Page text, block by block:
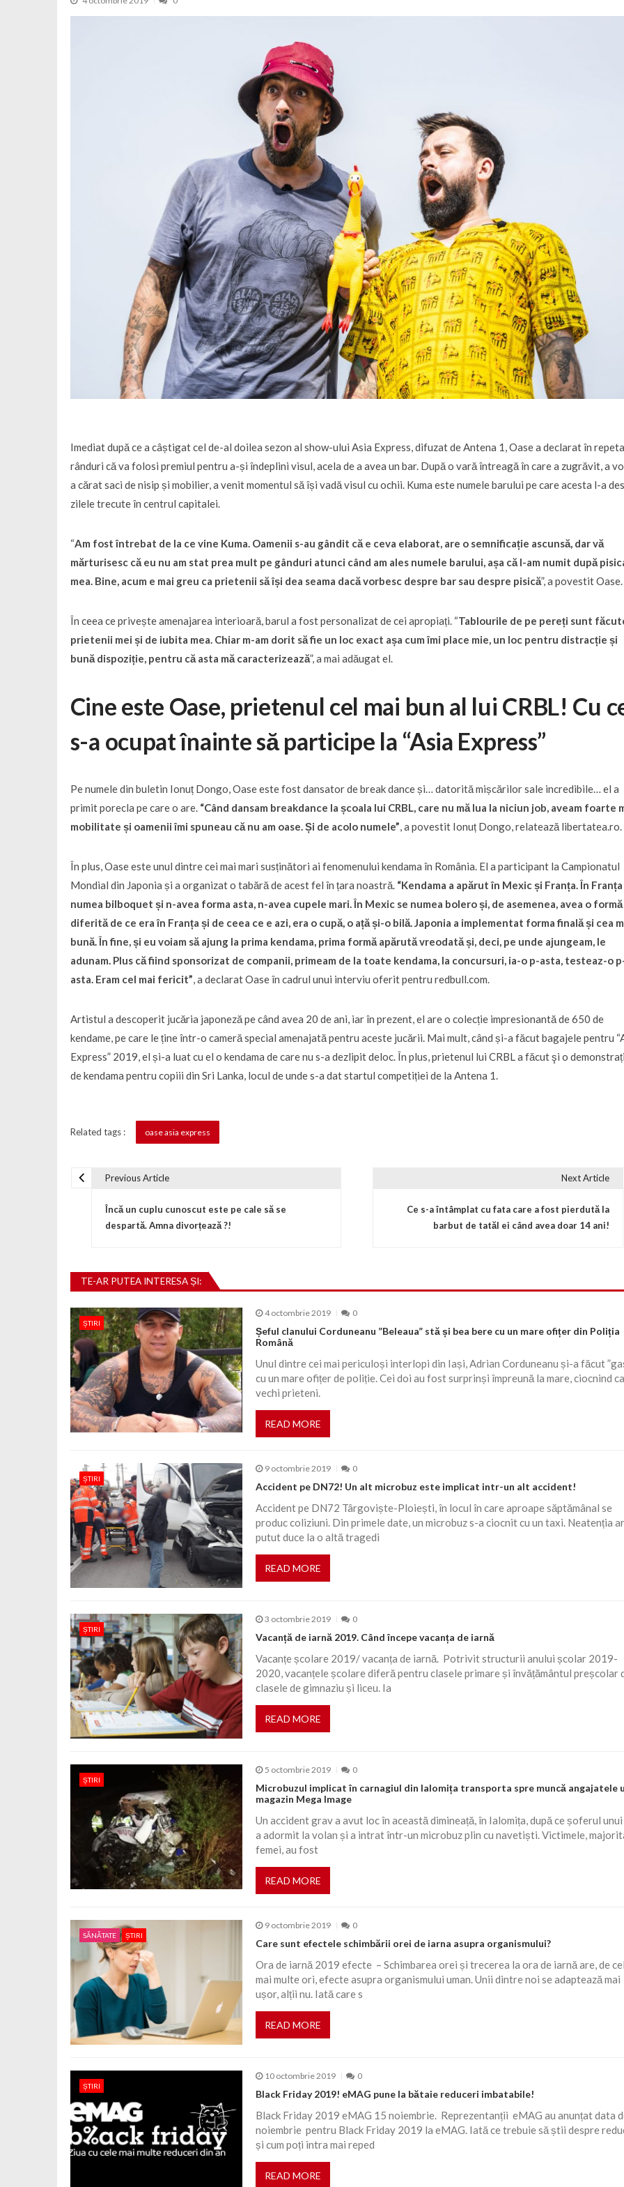
Imediat după ce a câștigat cel de-al doilea sezon al show-ului Asia Express, difuzat de Antena 1, Oase a declarat în
rânduri că va folosi premiul pentru a-și îndeplini visul, acela de a avea un bar. După o vară întreagă în care a zugrăvit, a
a cărat saci de nisip și mobilier, a venit momentul să își vadă visul cu ochii. Kuma este numele barului pe care acesta l-a
zilele trecute în centrul capitalei.
“Am fost întrebat de la ce vine Kuma. Oamenii s-au gândit că e ceva elaborat, are o semnificație ascunsă, dar vă
mărturisesc că eu nu am stat prea mult pe gânduri atunci când am ales numele barului, așa că l-am numit după
mea. Bine, acum e mai greu ca prietenii să își dea seama dacă vorbesc despre bar sau despre pisică”, a povestit Oase.
În ceea ce privește amenajarea interioară, barul a fost personalizat de cei apropiați. “Tablourile de pe pereți sunt
prietenii mei și de iubita mea. Chiar m-am dorit să fie un loc exact așa cum îmi place mie, un loc pentru distracție și
bună dispoziție, pentru că asta mă caracterizează”, a mai adăugat el.
Cine este Oase, prietenul cel mai bun al lui CRBL! Cu
s-a ocupat înainte să participe la “Asia Express”
Pe numele din buletin Ionuț Dongo, Oase este fost dansator de break dance și… datorită mișcărilor sale incredibile… el a
primit porecla pe care o are. “Când dansam breakdance la școala lui CRBL, care nu mă lua la niciun job, aveam foarte
mobilitate și oamenii îmi spuneau că nu am oase. Și de acolo numele”, a povestit Ionuț Dongo, relatează libertatea.ro.
În plus, Oase este unul dintre cei mai mari susținători ai fenomenului kendama în România. El a participant la Campionatul
Mondial din Japonia și a organizat o tabără de acest fel în țara noastră. “Kendama a apărut în Mexic și Franța. În Franța
numea bilboquet și n-avea forma asta, n-avea cupele mari. În Mexic se numea bolero și, de asemenea, avea o formă
diferită de ce era în Franța și de ceea ce e azi, era o cupă, o ață și-o bilă. Japonia a implementat forma finală și cea
bună. În fine, și eu voiam să ajung la prima kendama, prima formă apărută vreodată și, deci, pe unde ajungeam, le
adunam. Plus că fiind sponsorizat de companii, primeam de la toate kendama, la concursuri, ia-o p-asta, testeaz-o
asta. Eram cel mai fericit”, a declarat Oase în cadrul unui interviu oferit pentru redbull.com.
Artistul a descoperit jucăria japoneză pe când avea 20 de ani, iar în prezent, el are o colecție impresionantă de 650 de
kendame, pe care le ține într-o cameră special amenajată pentru aceste jucării. Mai mult, când și-a făcut bagajele pentru
Express” 2019, el și-a luat cu el o kendama de care nu s-a dezlipit deloc. În plus, prietenul lui CRBL a făcut şi o
de kendama pentru copiii din Sri Lanka, locul de unde s-a dat startul competiției de la Antena 1.
Related tags : oase asia express
Previous Article
Încă un cuplu cunoscut este pe cale să se
despartă. Amna divorțează ?!
Next Article
Ce s-a întâmplat cu fata care a fost pierdută la
barbut de tatăl ei când avea doar 14 ani!
TE-AR PUTEA INTERESA ȘI:
ȘTIRI
4 octombrie 2019 0
Șeful clanului Corduneanu ”Beleaua” stă și bea bere cu un mare ofițer din Poliția
Română
Unul dintre cei mai periculoși interlopi din Iași, Adrian Corduneanu și-a făcut
cu un mare ofițer de poliție. Cei doi au fost surprinși împreună la mare, ciocnind
vechi prieteni.
READ MORE
ȘTIRI
9 octombrie 2019 0
Accident pe DN72! Un alt microbuz este implicat intr-un alt accident!
Accident pe DN72 Târgoviște-Ploiești, în locul în care aproape săptămânal se
produc coliziuni. Din primele date, un microbuz s-a ciocnit cu un taxi. Neatenția
putut duce la o altă tragedi
READ MORE
ȘTIRI
3 octombrie 2019 0
Vacanță de iarnă 2019. Când începe vacanța de iarnă
Vacanțe școlare 2019/ vacanța de iarnă. Potrivit structurii anului școlar 2019-
2020, vacanțele școlare diferă pentru clasele primare și învățământul preșcolar
clasele de gimnaziu și liceu. Ia
READ MORE
ȘTIRI
5 octombrie 2019 0
Microbuzul implicat în carnagiul din Ialomița transporta spre muncă angajatele
magazin Mega Image
Un accident grav a avut loc în această dimineață, în Ialomița, după ce șoferul
a adormit la volan și a intrat într-un microbuz plin cu navetiști. Victimele,
femei, au fost
READ MORE
SĂNĂTATE ȘTIRI
9 octombrie 2019 0
Care sunt efectele schimbării orei de iarna asupra organismului?
Ora de iarnă 2019 efecte – Schimbarea orei și trecerea la ora de iarnă are, de
mai multe ori, efecte asupra organismului uman. Unii dintre noi se adaptează mai
ușor, alții nu. Iată care s
READ MORE
ȘTIRI
10 octombrie 2019 0
Black Friday 2019! eMAG pune la bătaie reduceri imbatabile!
Black Friday 2019 eMAG 15 noiembrie. Reprezentanții eMAG au anunțat data
noiembrie pentru Black Friday 2019 la eMAG. Iată ce trebuie să știi despre
și cum poți intra mai reped
READ MORE